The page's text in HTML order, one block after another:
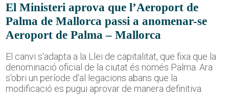
El Ministeri aprova que l’Aeroport de
Palma de Mallorca passi a anomenar-se
Aeroport de Palma – Mallorca
El canvi s'adapta a la Llei de capitalitat, que fixa que la
denominació oficial de la ciutat és només Palma. Ara
s'obri un període d'al·legacions abans que la
modificació es pugui aprovar de manera definitiva.